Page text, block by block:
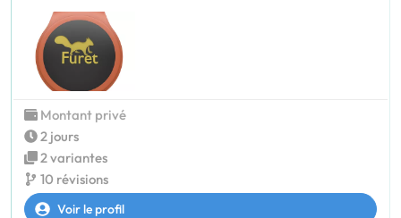
Montant privé
2 jours
2 variantes
10 révisions
Voir le profil